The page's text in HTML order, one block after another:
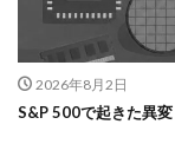
2026年8月2日
S&P 500で起きた異